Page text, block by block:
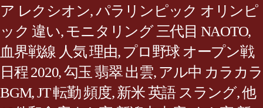
ア レクシオン,パラリンピック オリンピ
ック 違い,モニタリング 三代目 NAOTO,
血界戦線 人気 理由, プロ野球 オープン戦
日程 2020,勾玉 翡翠 出雲, アル中 カラカラ
BGM,JT 転勤 頻度,新米 英語 スラング,他